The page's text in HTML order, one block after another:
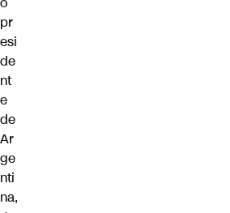
pr
esi
de
nt
e
de
Ar
ge
nti
na,